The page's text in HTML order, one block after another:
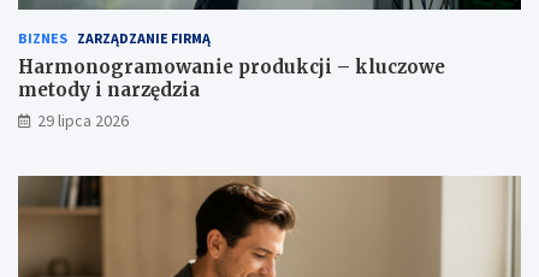
BIZNES ZARZĄDZANIE FIRMĄ
Harmonogramowanie produkcji – kluczowe
metody i narzędzia
29 lipca 2026